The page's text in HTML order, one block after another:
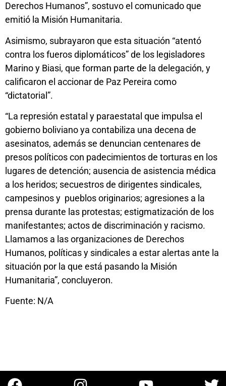
Derechos Humanos”, sostuvo el comunicado que
emitió la Misión Humanitaria.
Asimismo, subrayaron que esta situación “atentó
contra los fueros diplomáticos” de los legisladores
Marino y Biasi, que forman parte de la delegación, y
calificaron el accionar de Paz Pereira como
“dictatorial”.
“La represión estatal y paraestatal que impulsa el
gobierno boliviano ya contabiliza una decena de
asesinatos, además se denuncian centenares de
presos políticos con padecimientos de torturas en los
lugares de detención; ausencia de asistencia médica
a los heridos; secuestros de dirigentes sindicales,
campesinos y pueblos originarios; agresiones a la
prensa durante las protestas; estigmatización de los
manifestantes; actos de discriminación y racismo.
Llamamos a las organizaciones de Derechos
Humanos, políticas y sindicales a estar alertas ante la
situación por la que está pasando la Misión
Humanitaria”, concluyeron.
Fuente: N/A